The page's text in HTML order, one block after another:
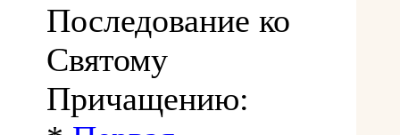
Последование ко
Святому
Причащению: